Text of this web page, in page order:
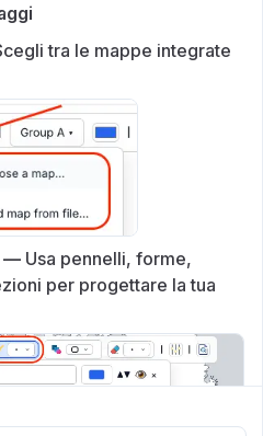
tra le mappe integrate
— Usa pennelli, forme,
per progettare la tua